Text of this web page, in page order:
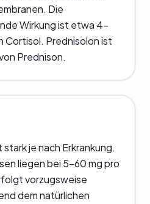
Die
Wirkung ist etwa 4-
Cortisol. Prednisolon ist
Prednison.
je nach Erkrankung.
liegen bei 5-60 mg pro
vorzugsweise
dem natürlichen